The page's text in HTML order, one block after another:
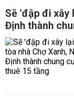
Sẽ 'đập đi xây
Định thành